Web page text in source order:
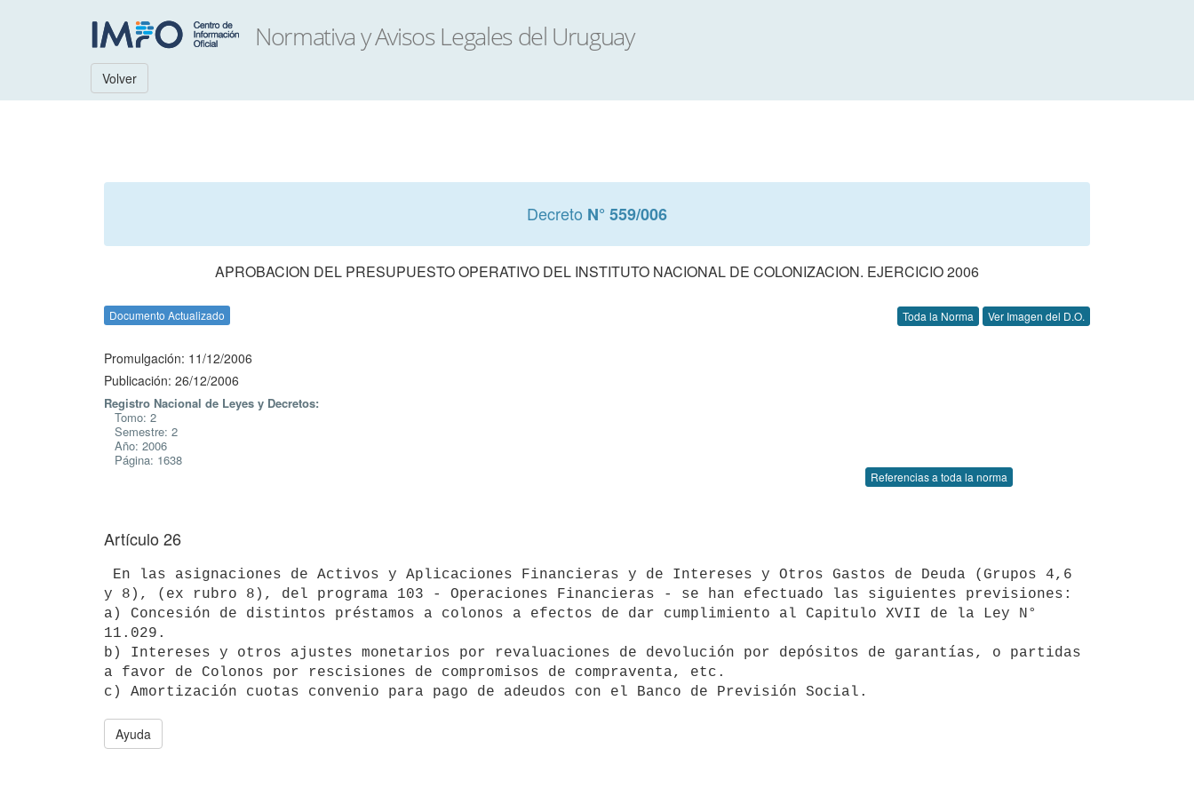
Volver
Decreto N° 559/006
APROBACION DEL PRESUPUESTO OPERATIVO DEL INSTITUTO NACIONAL DE COLONIZACION. EJERCICIO 2006
Documento Actualizado Toda la Norma Ver Imagen del D.O.
Promulgación: 11/12/2006
Publicación: 26/12/2006
Registro Nacional de Leyes y Decretos:
Tomo: 2
Semestre: 2
Año: 2006
Página: 1638
Referencias a toda la norma
Artículo 26
y 8), (ex rubro 8), del programa 103 - Operaciones Financieras - se han efectuado las siguientes previsiones:
a) Concesión de distintos préstamos a colonos a efectos de dar cumplimiento al Capitulo XVII de la Ley N°
11.029.
b) Intereses y otros ajustes monetarios por revaluaciones de devolución por depósitos de garantías, o partidas
a favor de Colonos por rescisiones de compromisos de compraventa, etc.
Ayuda